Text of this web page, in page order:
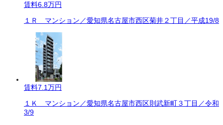
賃料6.8万円
１Ｒ マンション／愛知県名古屋市西区菊井２丁目／平成19/8
賃料7.1万円
１Ｋ マンション／愛知県名古屋市西区則武新町３丁目／令和
3/9